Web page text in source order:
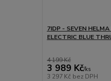
7IDP - SEVEN
ELECTRIC BLUE
4 199 Kč
3 989 Kč/ks
3 297 Kč bez DPH